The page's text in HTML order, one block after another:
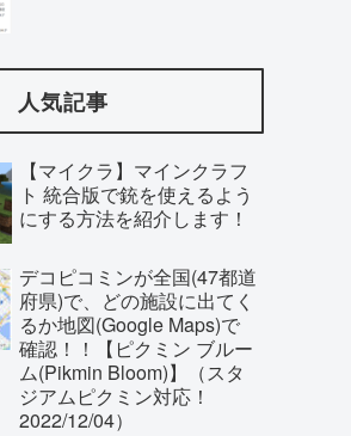
人気記事
【マイクラ】マインクラフ
ト 統合版で銃を使えるよう
にする方法を紹介します！
デコピコミンが全国(47都道
府県)で、どの施設に出てく
るか地図(Google Maps)で
確認！！【ピクミン ブルー
ム(Pikmin Bloom)】（スタ
ジアムピクミン対応！
2022/12/04）